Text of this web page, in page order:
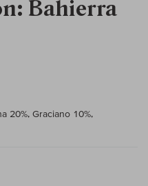
Bahierra
20%, Graciano 10%,